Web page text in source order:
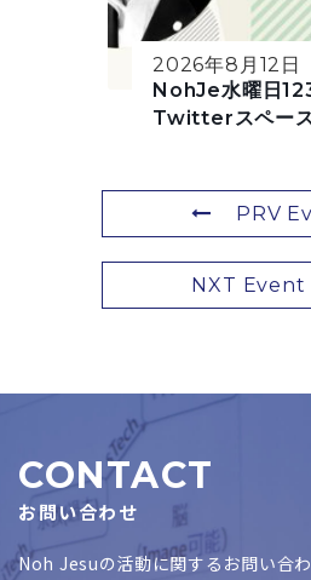
2026年8月12日
NohJe水曜日
Twitterスペー
PRV
NXT Event
CONTACT
お問い合わせ
Noh Jesuの活動に関するお問い合